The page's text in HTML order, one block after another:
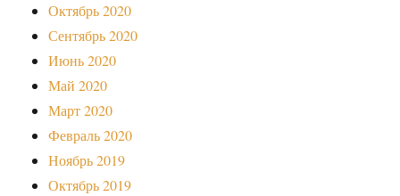
Октябрь 2020
Сентябрь 2020
Июнь 2020
Май 2020
Март 2020
Февраль 2020
Ноябрь 2019
Октябрь 2019